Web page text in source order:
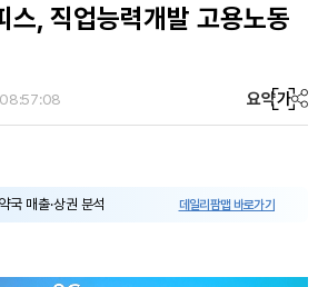
스, 직업능력개발 고용노동
요약가
국 매출·상권 분석 데일리팜맵 바로가기